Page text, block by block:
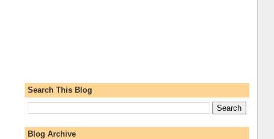
Search This Blog
Blog Archive